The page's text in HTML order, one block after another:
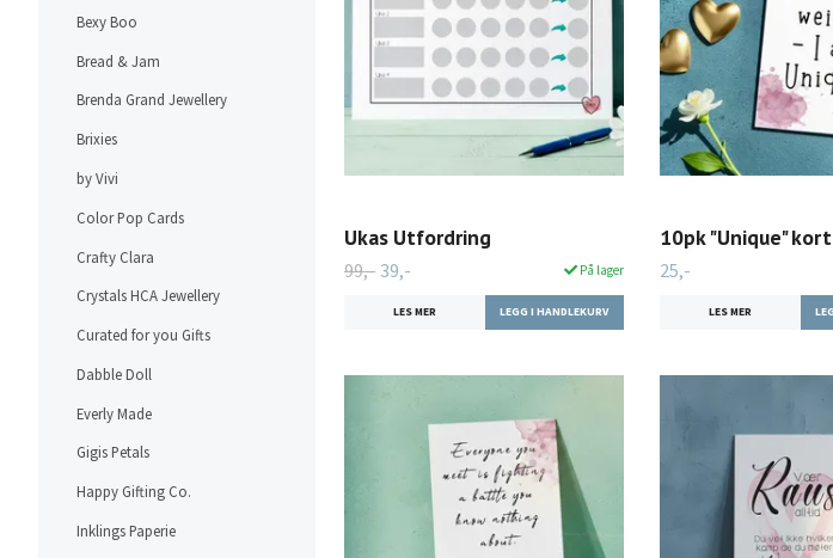
Bexy Boo
Bread & Jam
Brenda Grand Jewellery
Brixies
by Vivi
Color Pop Cards
Crafty Clara
Crystals HCA Jewellery
Curated for you Gifts
Dabble Doll
Everly Made
Gigis Petals
Happy Gifting Co.
Inklings Paperie
Ukas Utfordring
99,- 39,- På lager
LES MER
10pk "Unique" kort
25,-
LES MER